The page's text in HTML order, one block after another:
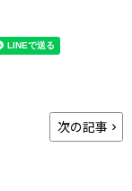
次の記事